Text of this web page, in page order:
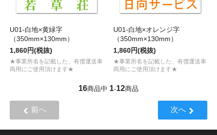
U01-白地×黄緑字
（350mm×130mm）
1,860円(税抜)
★事業所名を記載した、有償運送車
両用にご使用頂けます★
U01-白地×オレンジ字
（350mm×130mm）
1,860円(税抜)
★事業所名を記載した、有償運送車
両用にご使用頂けます★
16商品中 1-12商品
前へ 次へ